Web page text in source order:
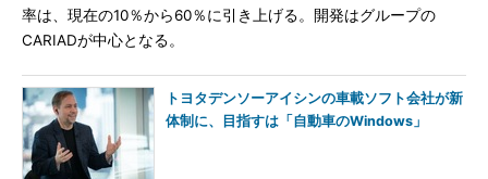
率は、現在の10％から60％に引き上げる。開発はグループの
CARIADが中心となる。
トヨタデンソーアイシンの車載ソフト会社が新
体制に、目指すは「自動車のWindows」